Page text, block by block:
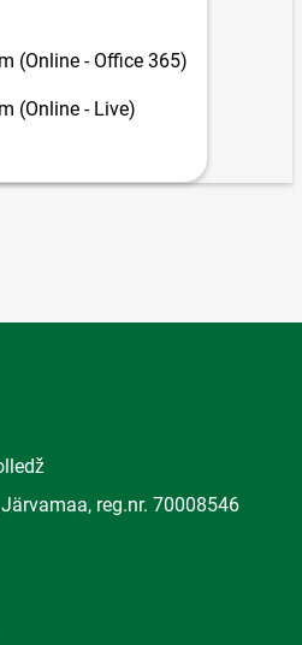
(Online - Office 365)
(Online - Live)
reg.nr. 70008546